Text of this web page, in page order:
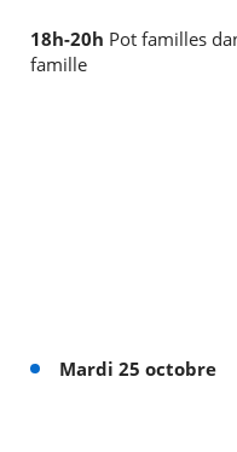
18h-20h Pot familles
famille
Mardi 25 octobre